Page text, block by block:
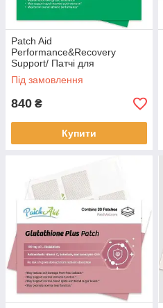
Patch Aid
Performance&Recovery
Support/ Патчі для
підвищення енергії та
відновлення м'язів 30 шт.
Під замовлення
840 ₴
Купити